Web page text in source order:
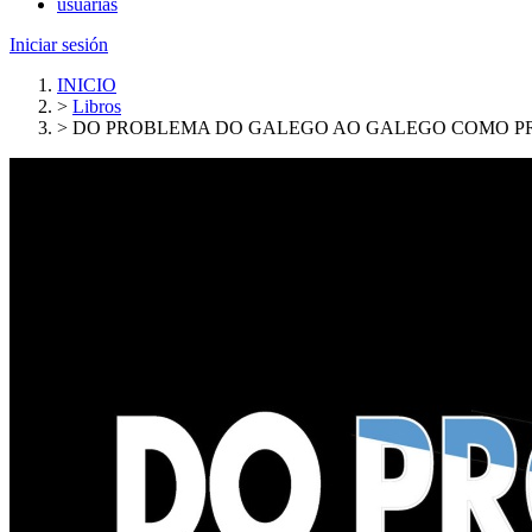
Iniciar sesión
INICIO
> Libros
> DO PROBLEMA DO GALEGO AO GALEGO COMO